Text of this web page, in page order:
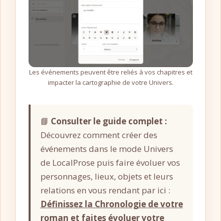
Les événements peuvent être reliés à vos chapitres et
impacter la cartographie de votre Univers.
📘 Consulter le guide complet :
Découvrez comment créer des
événements dans le mode Univers
de LocalProse puis faire évoluer vos
personnages, lieux, objets et leurs
relations en vous rendant par ici :
Définissez la Chronologie de votre
roman et faites évoluer votre